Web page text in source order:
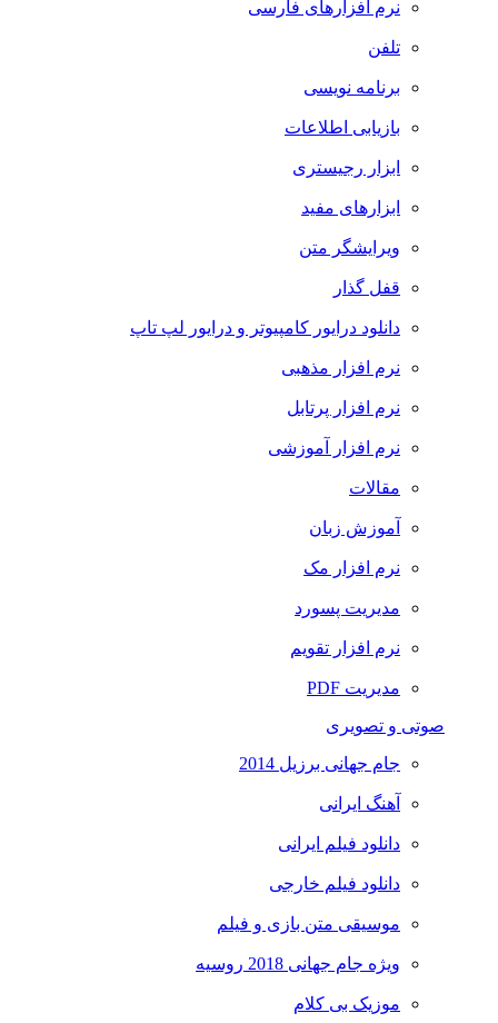
نرم افزارهای فارسی
تلفن
برنامه نویسی
بازیابی اطلاعات
ابزار رجیستری
ابزارهای مفید
ویرایشگر متن
قفل گذار
دانلود درایور کامپیوتر و درایور لپ تاپ
نرم افزار مذهبی
نرم افزار پرتابل
نرم افزار آموزشی
مقالات
آموزش زبان
نرم افزار مک
مدیریت پسورد
نرم افزار تقویم
مدیریت PDF
صوتی و تصویری
جام جهانی برزیل 2014
آهنگ ایرانی
دانلود فیلم ایرانی
دانلود فیلم خارجی
موسیقی متن بازی و فیلم
ویژه جام جهانی 2018 روسیه
موزیک بی کلام